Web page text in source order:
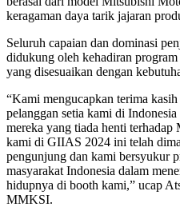
keragaman daya tarik jajaran
Seluruh capaian dan dominasi
didukung oleh kehadiran
yang disesuaikan dengan
“Kami mengucapkan terima
pelanggan setia kami di Indonesia
mereka yang tiada henti
kami di GIIAS 2024 ini telah
pengunjung dan kami bersyukur
masyarakat Indonesia dalam
hidupnya di booth kami,” ucap
MMKSI.